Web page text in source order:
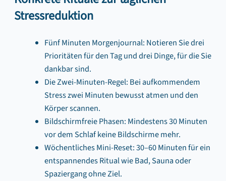
Stressreduktion
Fünf Minuten Morgenjournal: Notieren Sie drei
Prioritäten für den Tag und drei Dinge, für die Sie
dankbar sind.
Die Zwei-Minuten-Regel: Bei aufkommendem
Stress zwei Minuten bewusst atmen und den
Körper scannen.
Bildschirmfreie Phasen: Mindestens 30 Minuten
vor dem Schlaf keine Bildschirme mehr.
Wöchentliches Mini-Reset: 30–60 Minuten für ein
entspannendes Ritual wie Bad, Sauna oder
Spaziergang ohne Ziel.